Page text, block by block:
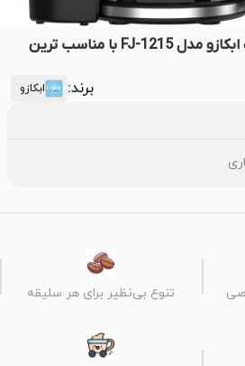
خرید آبمیوه گیری سه کاره ابکازو مدل FJ-1215 با مناسب ترین
برند: ابکازو
تنوع بی‌نظیر برای هر سلیقه